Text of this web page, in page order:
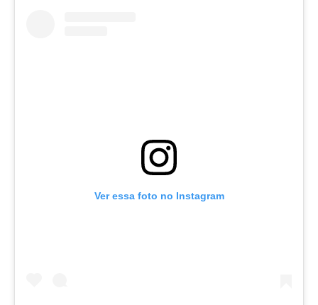
Ver essa foto no Instagram